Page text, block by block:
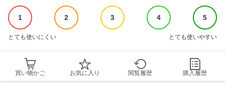
1 2 3 4 5
とても使いにくい とても使いやすい
買い物かご お気に入り 閲覧履歴 購入履歴